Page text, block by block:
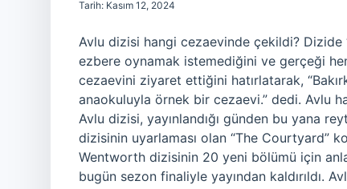
Tarih: Kasım 12, 2024
Avlu dizisi hangi cezaevinde çekildi? Dizide
ezbere oynamak istemediğini ve gerçeği
cezaevini ziyaret ettiğini hatırlatarak,
anaokuluyla örnek bir cezaevi.” dedi. Avlu
Avlu dizisi, yayınlandığı günden bu yana
dizisinin uyarlaması olan “The Courtyard”
Wentworth dizisinin 20 yeni bölümü için
bugün sezon finaliyle yayından kaldırıldı.